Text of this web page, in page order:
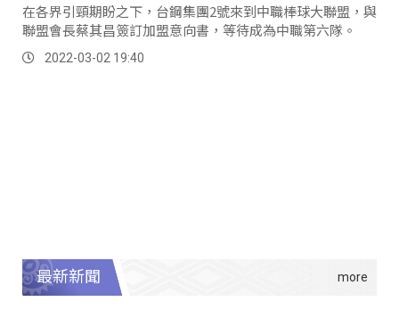
在各界引頸期盼之下，台鋼集團2號來到中職棒球大聯盟，與
聯盟會長蔡其昌簽訂加盟意向書，等待成為中職第六隊。
2022-03-02 19:40
最新新聞